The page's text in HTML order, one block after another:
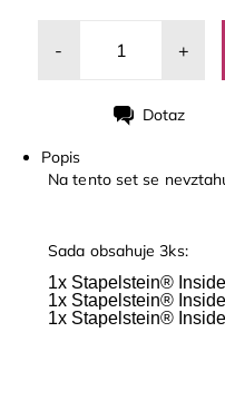
- +
Dotaz
Popis
Na tento set se
Sada obsahuje 3ks:
1x Stapelstein®
1x Stapelstein®
1x Stapelstein®